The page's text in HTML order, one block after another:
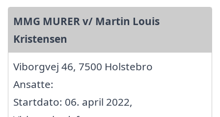
MMG MURER v/ Martin Louis
Kristensen
Viborgvej 46, 7500 Holstebro
Ansatte:
Startdato: 06. april 2022,